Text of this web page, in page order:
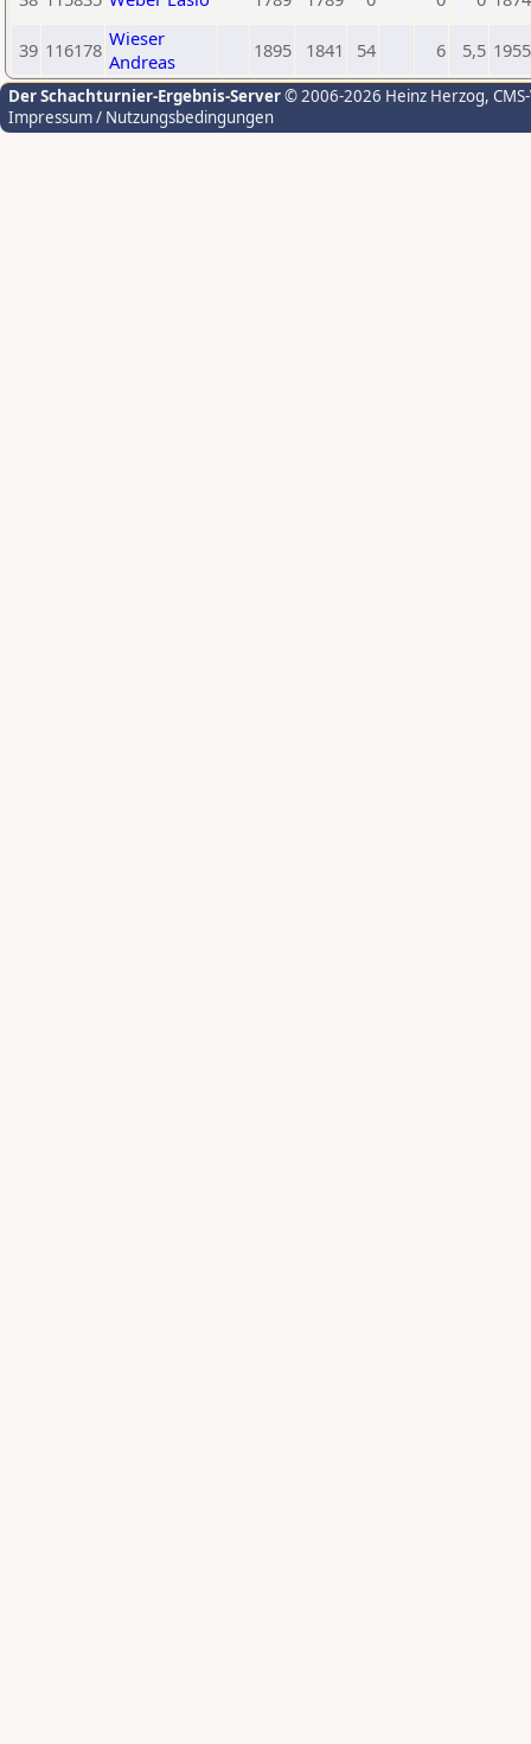
39 116178 Wieser
Andreas
1895 1841 54 6 5,5 1955
Der Schachturnier-Ergebnis-Server© 2006-2026 Heinz Herzog,
Impressum / Nutzungsbedingungen